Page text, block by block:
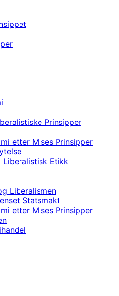
Prinsipper
etter Mises Prinsipper
Etikk
Liberalismen
Statsmakt
etter Mises Prinsipper